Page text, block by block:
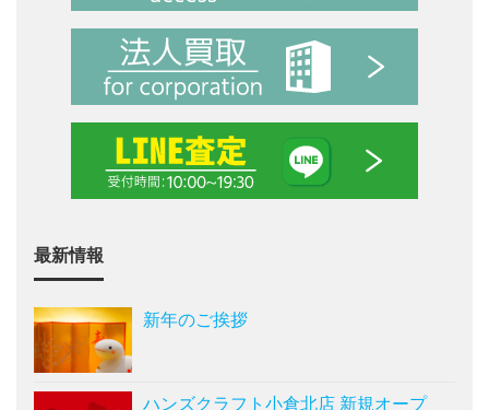
最新情報
新年のご挨拶
ハンズクラフト小倉北店 新規オープ